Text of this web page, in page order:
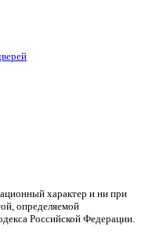
характер и ни при
определяемой
Российской Федерации.